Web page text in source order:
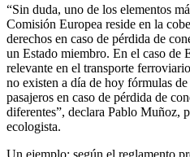
“Sin duda, uno de los elementos
Comisión Europea reside en la
derechos en caso de pérdida de
un Estado miembro. En el caso de
relevante en el transporte
no existen a día de hoy fórmulas
pasajeros en caso de pérdida de
diferentes”, declara Pablo Muñoz,
ecologista.